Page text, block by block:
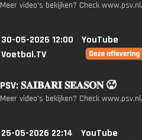
Meer video's bekijken? Check
30-05-2026 12:00
YouTube
Voetbal.TV
PSV: 𝐒𝐀𝐈𝐁𝐀𝐑𝐈 𝐒𝐄𝐀𝐒𝐎𝐍 🥵
Meer video's bekijken? Check
25-05-2026 22:14
YouTube